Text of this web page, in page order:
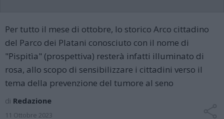
Per tutto il mese di ottobre, lo storico Arco cittadino
del Parco dei Platani conosciuto con il nome di
"Pispitìa" (prospettiva) resterà infatti illuminato di
rosa, allo scopo di sensibilizzare i cittadini verso il
tema della prevenzione del tumore al seno
di Redazione
11 Ottobre 2023